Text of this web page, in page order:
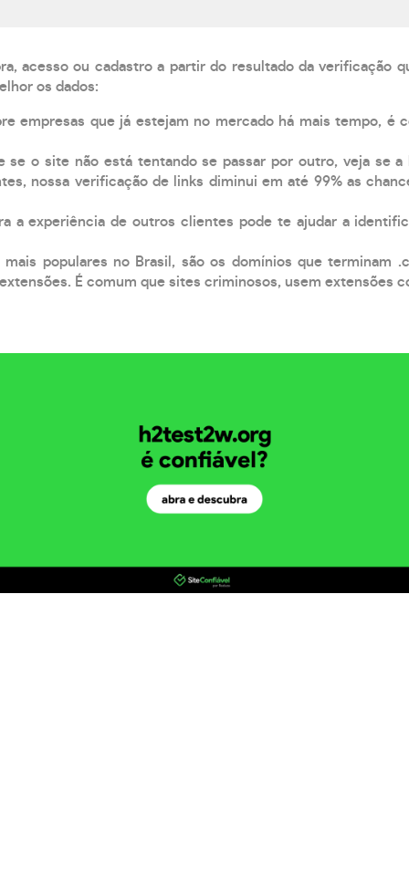
acesso ou cadastro a partir do resultado da verificação
os dados:
empresas que já estejam no mercado há mais tempo, é
se o site não está tentando se passar por outro, veja se a
nossa verificação de links diminui em até 99% as
a experiência de outros clientes pode te ajudar a
mais populares no Brasil, são os domínios que terminam
É comum que sites criminosos, usem extensões